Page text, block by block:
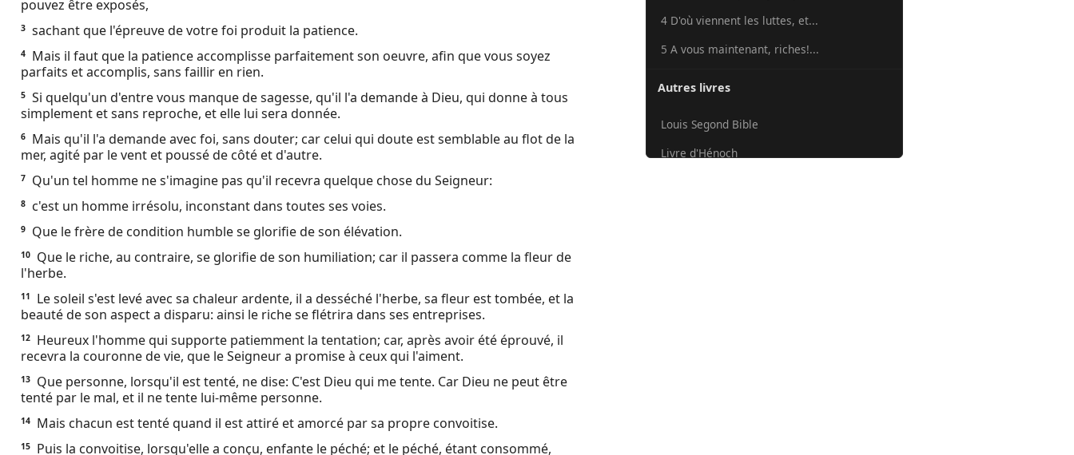
About
Copyright
Download
L.O.A
Ebook
pouvez être exposés,
3 sachant que l'épreuve de votre foi produit la patience.
4
Mais il faut que la patience accomplisse parfaitement son oeuvre, afin que vous soyez
parfaits et accomplis, sans faillir en rien.
5 Si quelqu'un d'entre vous manque de sagesse, qu'il l'a demande à Dieu, qui donne à tous
simplement et sans reproche, et elle lui sera donnée.
6
Mais qu'il l'a demande avec foi, sans douter; car celui qui doute est semblable au flot de la
mer, agité par le vent et poussé de côté et d'autre.
7 Qu'un tel homme ne s'imagine pas qu'il recevra quelque chose du Seigneur:
8 c'est un homme irrésolu, inconstant dans toutes ses voies.
9 Que le frère de condition humble se glorifie de son élévation.
10
Que le riche, au contraire, se glorifie de son humiliation; car il passera comme la fleur de
l'herbe.
11
Le soleil s'est levé avec sa chaleur ardente, il a desséché l'herbe, sa fleur est tombée, et la
beauté de son aspect a disparu: ainsi le riche se flétrira dans ses entreprises.
12
Heureux l'homme qui supporte patiemment la tentation; car, après avoir été éprouvé, il
recevra la couronne de vie, que le Seigneur a promise à ceux qui l'aiment.
13
Que personne, lorsqu'il est tenté, ne dise: C'est Dieu qui me tente. Car Dieu ne peut être
tenté par le mal, et il ne tente lui-même personne.
14 Mais chacun est tenté quand il est attiré et amorcé par sa propre convoitise.
15
Puis la convoitise, lorsqu'elle a conçu, enfante le péché; et le péché, étant consommé,
4 D'où viennent les luttes, et...
5 A vous maintenant, riches!...
Autres livres
Louis Segond Bible
Livre d'Hénoch